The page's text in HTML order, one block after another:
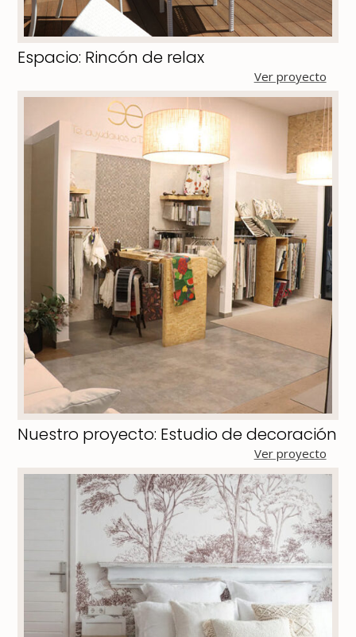
Espacio: Rincón de relax
Ver proyecto
Nuestro proyecto: Estudio de decoración
Ver proyecto